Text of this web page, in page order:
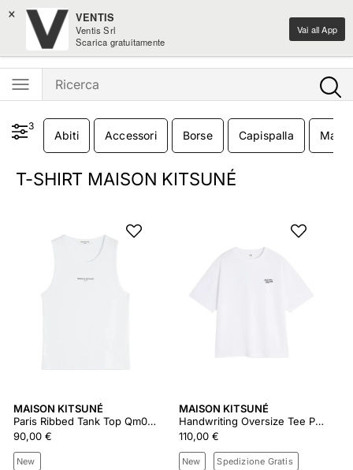
× VENTIS
Ventis Srl
Scarica gratuitamente
Vai all App
Spedizione gratis sui nuovi arrivi moda sopra i 100€
Ventis - L'e-shopping parla italiano
3
Abiti Accessori Borse Capispalla
T-SHIRT MAISON KITSUNÉ
MAISON KITSUNÉ
Paris Ribbed Tank Top Qm00600ka0033
90,00 €
New
MAISON KITSUNÉ
Handwriting Oversize Tee Pm00110kj0119
110,00 €
New Spedizione Gratis